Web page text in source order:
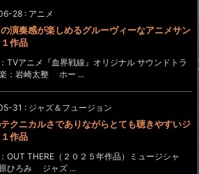
28 : アニメ
演奏感が楽しめるグルーヴィーなアニメサン
作品
TVアニメ『血界戦線』オリジナル サウンドトラ
：岩崎太整 ホー ...
31 : ジャズ＆フュージョン
クニカルさでありながらとても聴きやすいジ
作品
OUT THERE（２０２５年作品）ミュージシャ
ひろみ ジャズ ...